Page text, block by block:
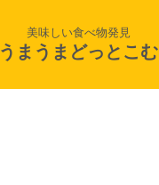
美味しい食べ物発見
うまうまどっとこむ